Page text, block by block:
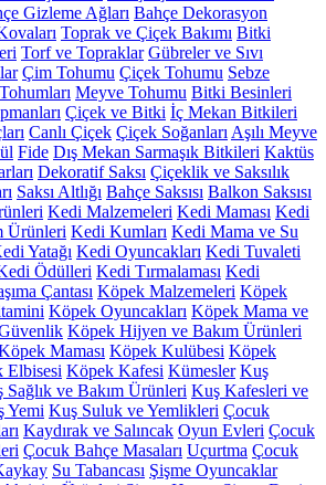
Gizleme Ağları Bahçe Dekorasyon
Toprak ve Çiçek Bakımı Bitki
Torf ve Topraklar Gübreler ve Sıvı
Çim Tohumu Çiçek Tohumu Sebze
Meyve Tohumu Bitki Besinleri
Çiçek ve Bitki İç Mekan Bitkileri
Canlı Çiçek Çiçek Soğanları Aşılı Meyve
Fide Dış Mekan Sarmaşık Bitkileri Kaktüs
Dekoratif Saksı Çiçeklik ve Saksılık
Saksı Altlığı Bahçe Saksısı Balkon Saksısı
Kedi Malzemeleri Kedi Maması Kedi
Ürünleri Kedi Kumları Kedi Mama ve Su
Yatağı Kedi Oyuncakları Kedi Tuvaleti
Ödülleri Kedi Tırmalaması Kedi
Çantası Köpek Malzemeleri Köpek
Köpek Oyuncakları Köpek Mama ve
Köpek Hijyen ve Bakım Ürünleri
Maması Köpek Kulübesi Köpek
Elbisesi Köpek Kafesi Kümesler Kuş
Sağlık ve Bakım Ürünleri Kuş Kafesleri ve
Yemi Kuş Suluk ve Yemlikleri Çocuk
Kaydırak ve Salıncak Oyun Evleri Çocuk
Çocuk Bahçe Masaları Uçurtma Çocuk
Su Tabancası Şişme Oyuncaklar